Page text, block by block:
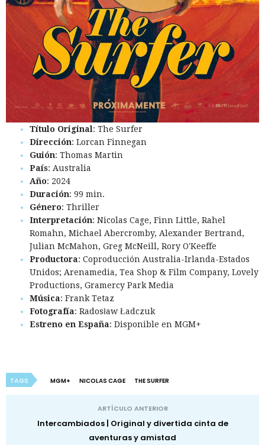
Título Original: The Surfer
Dirección: Lorcan Finnegan
Guión: Thomas Martin
País: Australia
Año: 2024
Duración: 99 min.
Género: Thriller
Interpretación: Nicolas Cage, Finn Little, Rahel
Romahn, Michael Abercromby, Alexander Bertrand,
Julian McMahon, Greg McNeill, Rory O'Keeffe
Productora: Coproducción Australia-Irlanda-Estados
Unidos; Arenamedia, Tea Shop & Film Company, Lovely
Productions, Gramercy Park Media
Música: Frank Tetaz
Fotografía: Radosław Ładczuk
Estreno en España: Disponible en MGM+
TAGS MGM+ NICOLAS CAGE THE SURFER
ARTÍCULO ANTERIOR
Intercambiados | Original y divertida cinta de
aventuras y amistad